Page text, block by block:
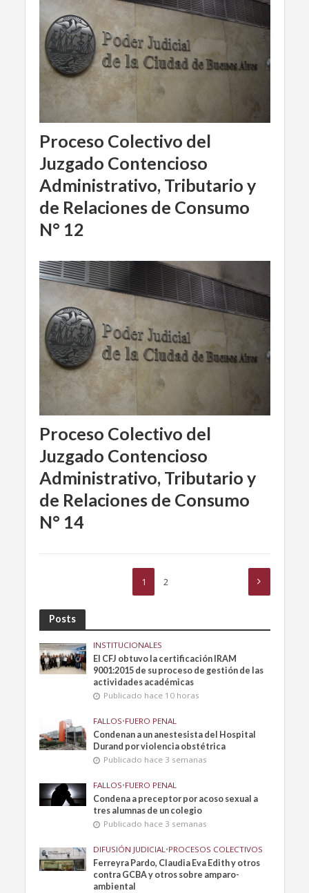
Proceso Colectivo del
Juzgado Contencioso
Administrativo, Tributario y
de Relaciones de Consumo
N° 12
Proceso Colectivo del
Juzgado Contencioso
Administrativo, Tributario y
de Relaciones de Consumo
N° 14
1 2
Posts
INSTITUCIONALES
El CFJ obtuvo la certificación IRAM
9001:2015 de su proceso de gestión de las
actividades académicas
Publicado hace 10 horas
FALLOS•FUERO PENAL
Condenan a un anestesista del Hospital
Durand por violencia obstétrica
Publicado hace 3 semanas
FALLOS•FUERO PENAL
Condena a preceptor por acoso sexual a
tres alumnas de un colegio
Publicado hace 3 semanas
DIFUSIÓN JUDICIAL •PROCESOS COLECTIVOS
Ferreyra Pardo, Claudia Eva Edith y otros
contra GCBA y otros sobre amparo-
ambiental